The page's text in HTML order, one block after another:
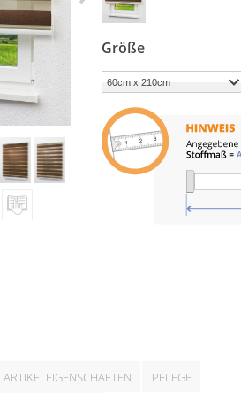
Größe
ARTIKELEIGENSCHAFTEN
PFLEGE